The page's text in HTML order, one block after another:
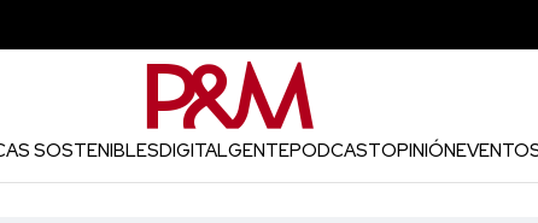
SOSTENIBLESDIGITALGENTEPODCASTOPINIÓN